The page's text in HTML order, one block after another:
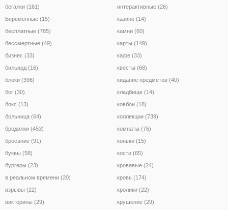
бегалки (161)
Беременные (15)
бесплатные (785)
бессмертные (49)
бизнес (33)
бильярд (16)
блоки (396)
бог (30)
бокс (13)
больница (64)
бродилки (453)
бросание (91)
буквы (58)
бургеры (23)
в реальном времени (20)
взрывы (22)
викторины (29)
интерактивные (26)
казино (14)
камни (60)
карты (149)
кафе (33)
квесты (68)
кидание предметов (40)
кладбище (14)
ковбои (18)
коллекции (739)
комнаты (76)
коньки (15)
кости (65)
кровавые (24)
кровь (174)
кролики (22)
крушение (29)